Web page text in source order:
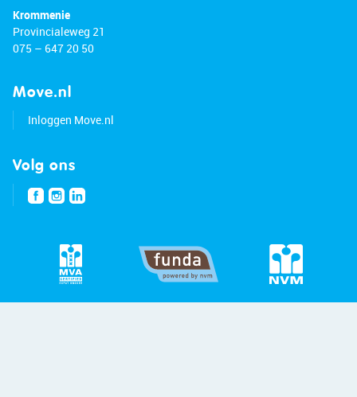
• Close to various amenities
• Excellent access to major roads
• Energy label: A+++
Krommenie
Provincialeweg 21
075 – 647 20 50
Move.nl
Inloggen Move.nl
Volg ons